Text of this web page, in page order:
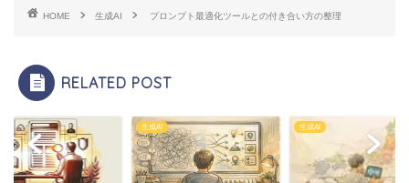
HOME 生成AI プロンプト最適化ツールとの付き合い方の整理
RELATED POST
生成AI 生成AI